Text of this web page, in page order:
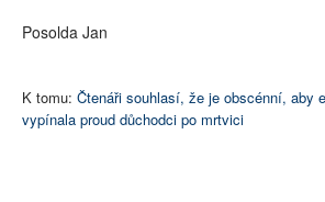
Posolda Jan
K tomu: Čtenáři souhlasí, že je obscénní, aby
vypínala proud důchodci po mrtvici